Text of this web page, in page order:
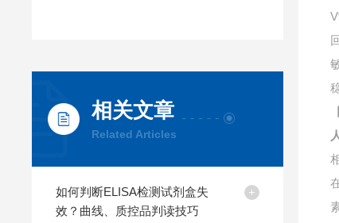
相关文章
Related Articles
如何判断ELISA检测试剂盒失
效？曲线、质控品判读技巧